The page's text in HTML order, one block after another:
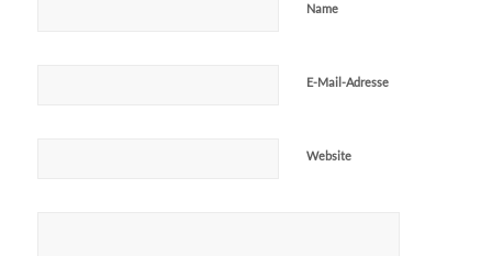
Name
E-Mail-Adresse
Website